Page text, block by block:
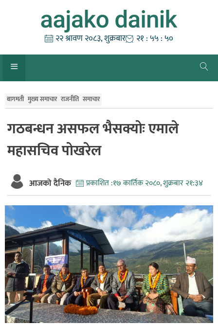
२२ श्रावण २०८३, शुक्रबार २१ : ५५ : ५१
बागमती मुख्य समाचार राजनीति समाचार
गठबन्धन असफल भैसक्योः एमाले
महासचिव पोखरेल
आजको दैनिक प्रकाशित :१७ कार्तिक २०८०, शुक्रबार २१:३४